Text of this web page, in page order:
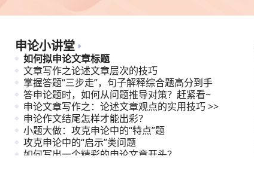
申论小讲堂
如何拟申论文章标题
文章写作之论述文章层次的技巧
掌握答题“三步走”，句子解释综合题高分到手
答申论题时，如何从问题推导对策？赶紧看~
申论文章写作之：论述文章观点的实用技巧 >>
申论作文结尾怎样才能出彩？
小题大做：攻克申论中的“特点”题
攻克申论中的“启示”类问题
如何写出一个精彩的申论文章开头？